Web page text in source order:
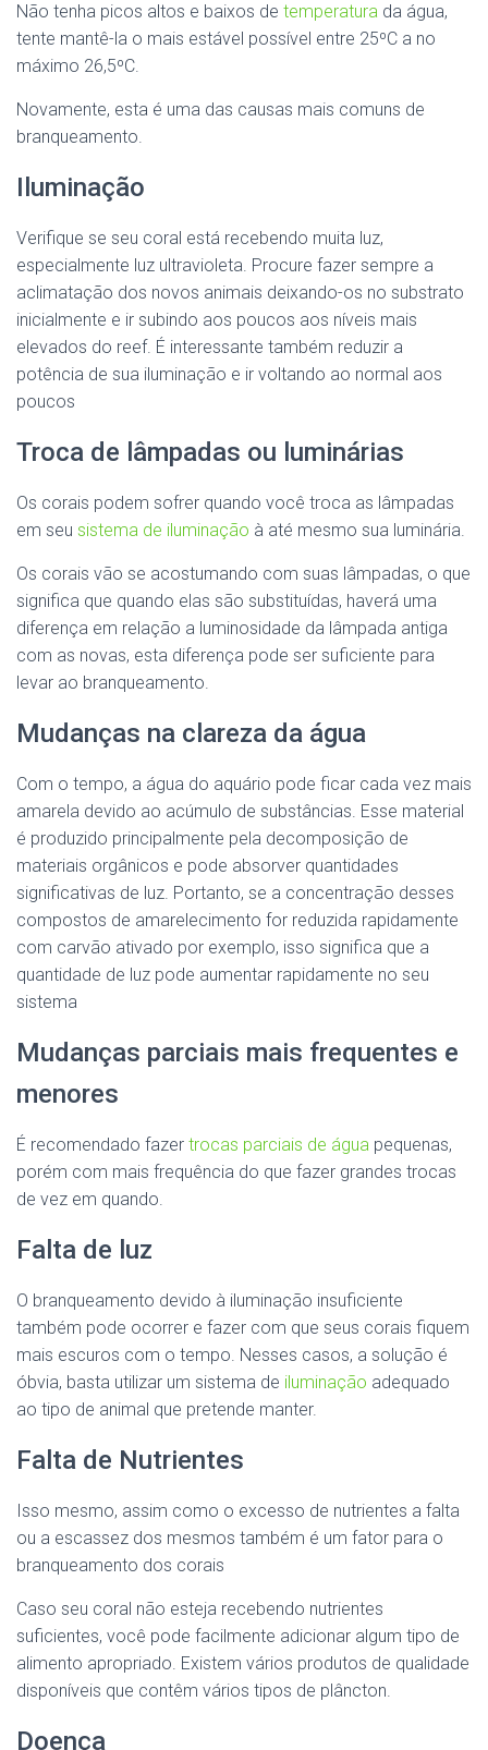
Não tenha picos altos e baixos de temperatura da água,
tente mantê-la o mais estável possível entre 25ºC a no
máximo 26,5ºC.
Novamente, esta é uma das causas mais comuns de
branqueamento.
Iluminação
Verifique se seu coral está recebendo muita luz,
especialmente luz ultravioleta. Procure fazer sempre a
aclimatação dos novos animais deixando-os no substrato
inicialmente e ir subindo aos poucos aos níveis mais
elevados do reef. É interessante também reduzir a
potência de sua iluminação e ir voltando ao normal aos
poucos
Troca de lâmpadas ou luminárias
Os corais podem sofrer quando você troca as lâmpadas
em seu sistema de iluminação à até mesmo sua luminária.
Os corais vão se acostumando com suas lâmpadas, o que
significa que quando elas são substituídas, haverá uma
diferença em relação a luminosidade da lâmpada antiga
com as novas, esta diferença pode ser suficiente para
levar ao branqueamento.
Mudanças na clareza da água
Com o tempo, a água do aquário pode ficar cada vez mais
amarela devido ao acúmulo de substâncias. Esse material
é produzido principalmente pela decomposição de
materiais orgânicos e pode absorver quantidades
significativas de luz. Portanto, se a concentração desses
compostos de amarelecimento for reduzida rapidamente
com carvão ativado por exemplo, isso significa que a
quantidade de luz pode aumentar rapidamente no seu
sistema
Mudanças parciais mais frequentes e
menores
É recomendado fazer trocas parciais de água pequenas,
porém com mais frequência do que fazer grandes trocas
de vez em quando.
Falta de luz
O branqueamento devido à iluminação insuficiente
também pode ocorrer e fazer com que seus corais fiquem
mais escuros com o tempo. Nesses casos, a solução é
óbvia, basta utilizar um sistema de iluminação adequado
ao tipo de animal que pretende manter.
Falta de Nutrientes
Isso mesmo, assim como o excesso de nutrientes a falta
ou a escassez dos mesmos também é um fator para o
branqueamento dos corais
Caso seu coral não esteja recebendo nutrientes
suficientes, você pode facilmente adicionar algum tipo de
alimento apropriado. Existem vários produtos de qualidade
disponíveis que contêm vários tipos de plâncton.
Doença